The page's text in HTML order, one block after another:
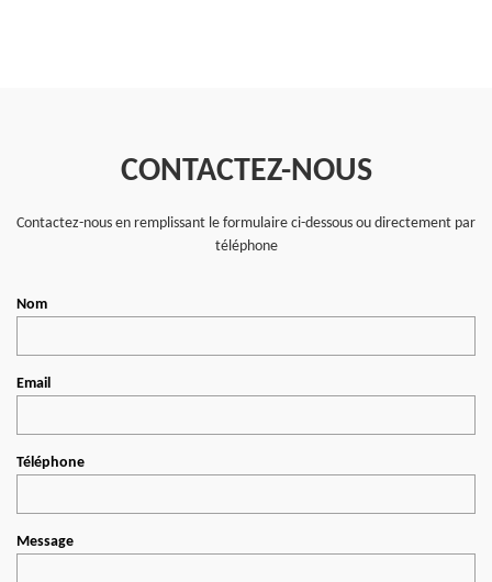
CONTACTEZ-NOUS
Contactez-nous en remplissant le formulaire ci-dessous ou directement par
téléphone
Nom
Email
Téléphone
Message